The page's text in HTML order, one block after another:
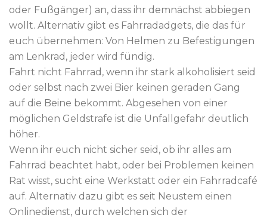
oder Fußgänger) an, dass ihr demnächst abbiegen
wollt. Alternativ gibt es Fahrradadgets, die das für
euch übernehmen: Von Helmen zu Befestigungen
am Lenkrad, jeder wird fündig.
Fahrt nicht Fahrrad, wenn ihr stark alkoholisiert seid
oder selbst nach zwei Bier keinen geraden Gang
auf die Beine bekommt. Abgesehen von einer
möglichen Geldstrafe ist die Unfallgefahr deutlich
höher.
Wenn ihr euch nicht sicher seid, ob ihr alles am
Fahrrad beachtet habt, oder bei Problemen keinen
Rat wisst, sucht eine Werkstatt oder ein Fahrradcafé
auf. Alternativ dazu gibt es seit Neustem einen
Onlinedienst, durch welchen sich der